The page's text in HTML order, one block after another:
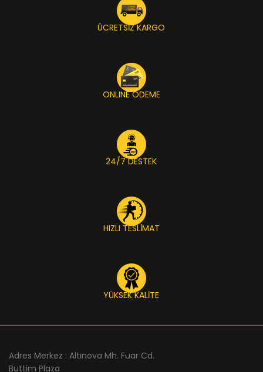
ÜCRETSİZ KARGO
ONLINE ÖDEME
24/7 DESTEK
HIZLI TESLİMAT
YÜKSEK KALİTE
Adres Merkez : Altınova Mh. Fuar Cd.
Buttim Plaza